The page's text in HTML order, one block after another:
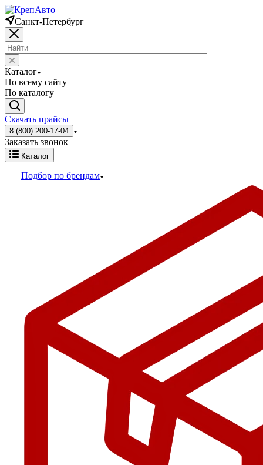
Санкт-Петербург
Каталог
По всему сайту
По каталогу
Скачать прайсы
8 (800) 200-17-04
Заказать звонок
Каталог
Подбор по брендам